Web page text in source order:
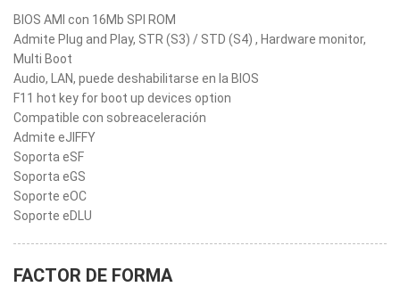
BIOS AMI con 16Mb SPI ROM
Admite Plug and Play, STR (S3) / STD (S4) , Hardware monitor,
Multi Boot
Audio, LAN, puede deshabilitarse en la BIOS
F11 hot key for boot up devices option
Compatible con sobreaceleración
Admite eJIFFY
Soporta eSF
Soporta eGS
Soporte eOC
Soporte eDLU
FACTOR DE FORMA